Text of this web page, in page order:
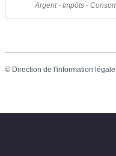
Argent - Impôts -
© Direction de l'information